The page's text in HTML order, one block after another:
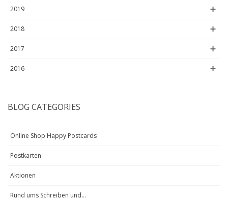
2019
2018
2017
2016
BLOG CATEGORIES
Online Shop Happy Postcards
Postkarten
Aktionen
Rund ums Schreiben und...